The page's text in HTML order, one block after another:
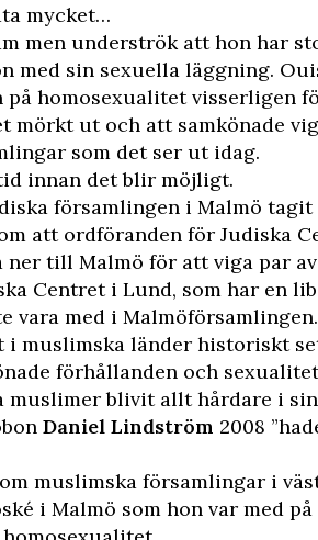
mycket…
men underströk att hon har
med sin sexuella läggning.
homosexualitet visserligen
mörkt ut och att samkönade
som det ser ut idag.
innan det blir möjligt.
församlingen i Malmö tagit
att ordföranden för Judiska
till Malmö för att viga par av
Centret i Lund, som har en
vara med i Malmöförsamlingen.
i muslimska länder historiskt
förhållanden och
muslimer blivit allt hårdare i
Daniel Lindström 2008
muslimska församlingar i
i Malmö som hon var med